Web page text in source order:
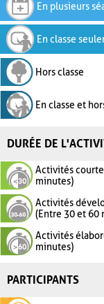
En plusieurs
En classe
Hors classe
En classe et
DURÉE DE
Activités
minutes)
Activités
(Entre 30 et 60
Activités
minutes)
PARTICIPANTS